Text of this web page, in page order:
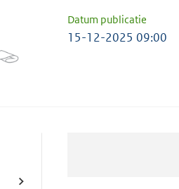
Datum publicatie
15-12-2025 09:00